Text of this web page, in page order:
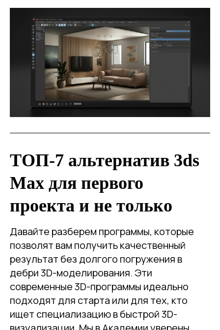
ТОП-7 альтернатив 3ds
Max для первого
проекта и не только
Давайте разберем программы, которые
позволят вам получить качественный
результат без долгого погружения в
дебри 3D-моделирования. Эти
современные 3D-программы идеально
подходят для старта или для тех, кто
ищет специализацию в быстрой 3D-